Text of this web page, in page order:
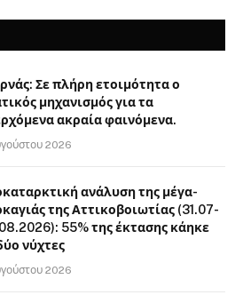
Σε πλήρη ετοιμότητα ο
μηχανισμός για τα
ακραία φαινόμενα.
2026
ανάλυση της μέγα-
της Αττικοβοιωτίας (31.07-
55% της έκτασης κάηκε
νύχτες
2026